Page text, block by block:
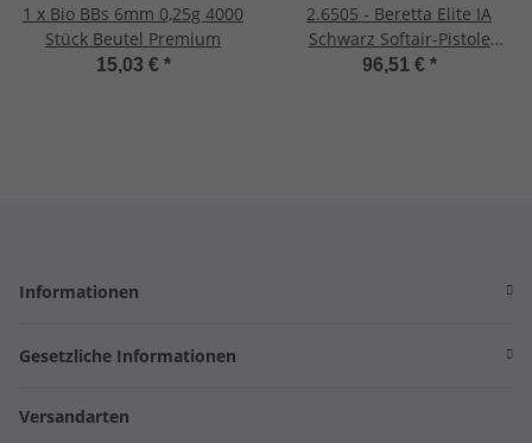
1 x Bio BBs 6mm 0,25g 4000
Stück Beutel Premium
15,03 € *
2.6505 - Beretta Elite IA
Schwarz Softair-Pistole
Kaliber 6 mm BB Gas
96,51 € *
Informationen
Gesetzliche Informationen
Versandarten